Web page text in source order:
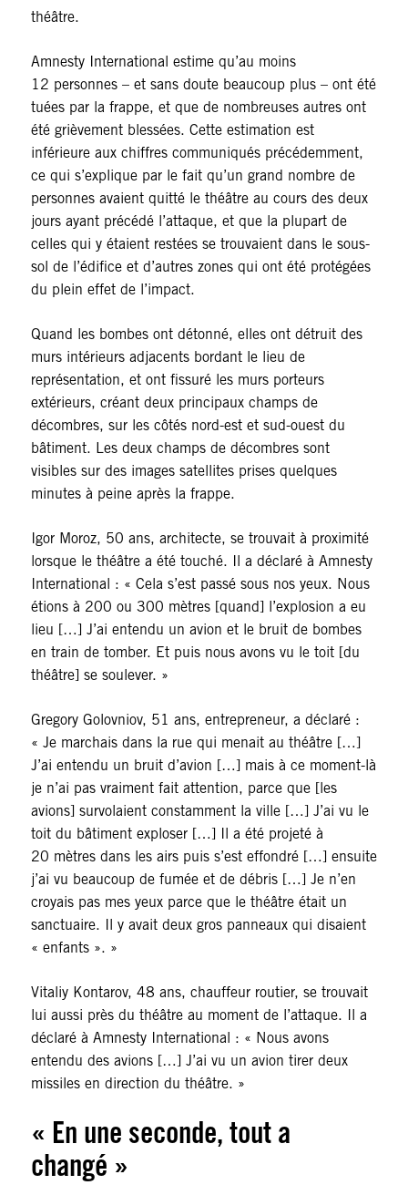
théâtre.
Amnesty International estime qu’au moins
12 personnes – et sans doute beaucoup plus – ont été
tuées par la frappe, et que de nombreuses autres ont
été grièvement blessées. Cette estimation est
inférieure aux chiffres communiqués précédemment,
ce qui s’explique par le fait qu’un grand nombre de
personnes avaient quitté le théâtre au cours des deux
jours ayant précédé l’attaque, et que la plupart de
celles qui y étaient restées se trouvaient dans le sous-
sol de l’édifice et d’autres zones qui ont été protégées
du plein effet de l’impact.
Quand les bombes ont détonné, elles ont détruit des
murs intérieurs adjacents bordant le lieu de
représentation, et ont fissuré les murs porteurs
extérieurs, créant deux principaux champs de
décombres, sur les côtés nord-est et sud-ouest du
bâtiment. Les deux champs de décombres sont
visibles sur des images satellites prises quelques
minutes à peine après la frappe.
Igor Moroz, 50 ans, architecte, se trouvait à proximité
lorsque le théâtre a été touché. Il a déclaré à Amnesty
International : « Cela s’est passé sous nos yeux. Nous
étions à 200 ou 300 mètres [quand] l’explosion a eu
lieu […] J’ai entendu un avion et le bruit de bombes
en train de tomber. Et puis nous avons vu le toit [du
théâtre] se soulever. »
Gregory Golovniov, 51 ans, entrepreneur, a déclaré :
« Je marchais dans la rue qui menait au théâtre […]
J’ai entendu un bruit d’avion […] mais à ce moment-là
je n’ai pas vraiment fait attention, parce que [les
avions] survolaient constamment la ville […] J’ai vu le
toit du bâtiment exploser […] Il a été projeté à
20 mètres dans les airs puis s’est effondré […] ensuite
j’ai vu beaucoup de fumée et de débris […] Je n’en
croyais pas mes yeux parce que le théâtre était un
sanctuaire. Il y avait deux gros panneaux qui disaient
« enfants ». »
Vitaliy Kontarov, 48 ans, chauffeur routier, se trouvait
lui aussi près du théâtre au moment de l’attaque. Il a
déclaré à Amnesty International : « Nous avons
entendu des avions […] J’ai vu un avion tirer deux
missiles en direction du théâtre. »
« En une seconde, tout a
changé »